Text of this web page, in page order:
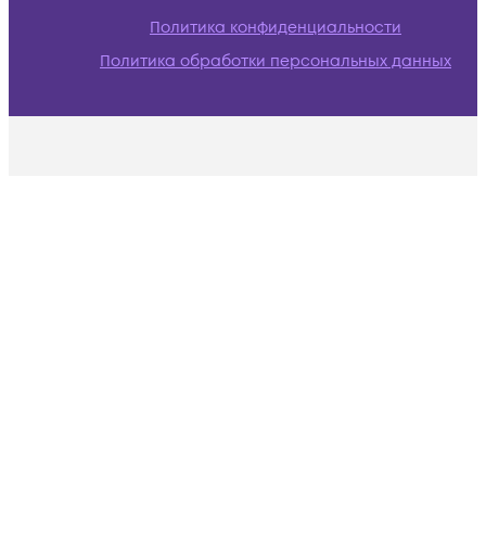
Политика конфиденциальности
Политика обработки персональных данных